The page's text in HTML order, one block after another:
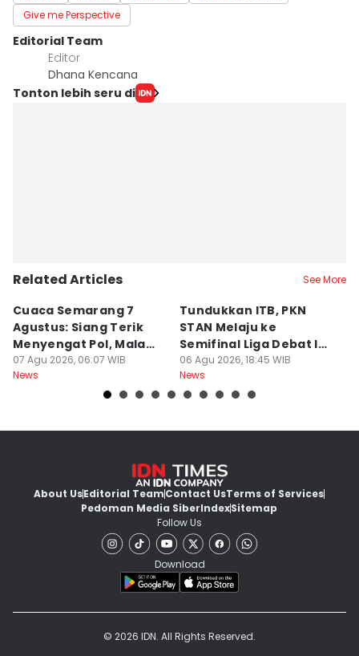
Give me Perspective
Editorial Team
Editor
Dhana Kencana
Tonton lebih seru di
Related Articles See More
Cuaca Semarang 7
Agustus: Siang Terik
Menyengat Pol, Malam
Dingin Bediding Atis!
07 Agu 2026, 06:07 WIB
News
Tundukkan ITB, PKN
STAN Melaju ke
Semifinal Liga Debat IDN
Times 2026
06 Agu 2026, 18:45 WIB
News
About UsEditorial TeamContact UsTerms of Services
Pedoman Media SiberIndexSitemap
Follow Us
Download
© 2026 IDN. All Rights Reserved.